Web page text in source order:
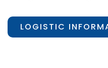
LOGISTIC